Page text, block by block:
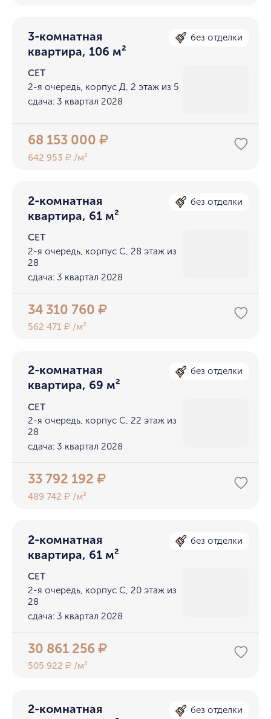
3-комнатная
квартира, 106 м²
без отделки
СЕТ
2-я очередь, корпус Д, 2 этаж из 5
сдача: 3 квартал 2028
68 153 000₽
642 953₽ /м²
2-комнатная
квартира, 61 м²
без отделки
СЕТ
2-я очередь, корпус С, 28 этаж из
28
сдача: 3 квартал 2028
34 310 760₽
562 471₽ /м²
2-комнатная
квартира, 69 м²
без отделки
СЕТ
2-я очередь, корпус С, 22 этаж из
28
сдача: 3 квартал 2028
33 792 192₽
489 742₽ /м²
2-комнатная
квартира, 61 м²
без отделки
СЕТ
2-я очередь, корпус С, 20 этаж из
28
сдача: 3 квартал 2028
30 861 256₽
505 922₽ /м²
2-комнатная
без отделки